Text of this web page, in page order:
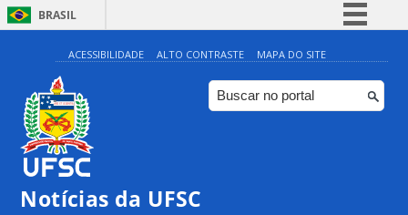
BRASIL
Simplifique!
Comunica BR
Participe
ACESSIBILIDADE ALTO CONTRASTE MAPA DO SITE
Notícias da UFSC